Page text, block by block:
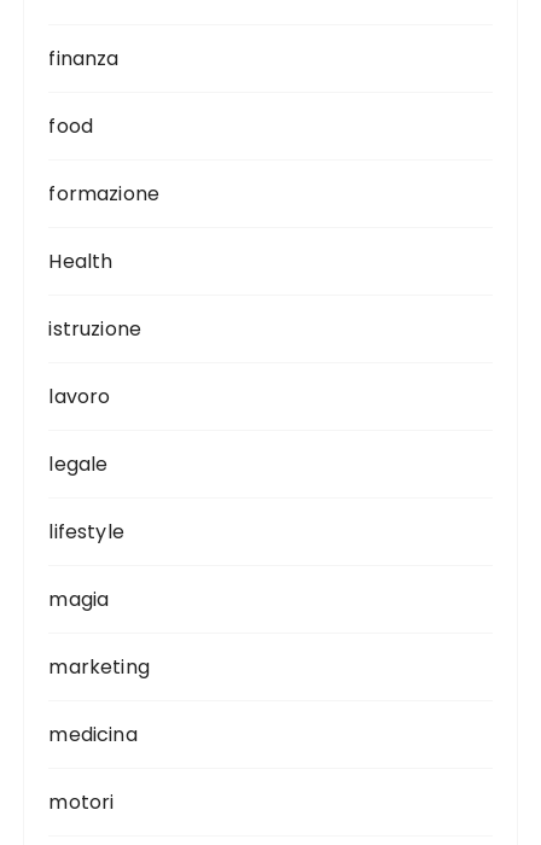
finanza
food
formazione
Health
istruzione
lavoro
legale
lifestyle
magia
marketing
medicina
motori